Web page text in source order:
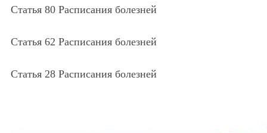
Статья 80 Расписания болезней
Статья 62 Расписания болезней
Статья 28 Расписания болезней